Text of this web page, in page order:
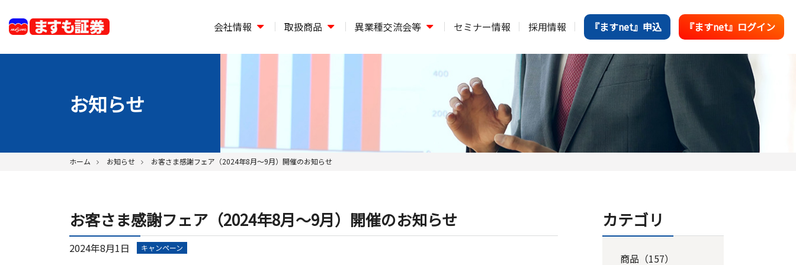
会社情報 取扱商品 異業種交流会等 セミナー情報 採用情報 『ますnet』申込 『ますnet』ログイン
お知らせ
ホーム お知らせ お客さま感謝フェア（2024年8月～9月）開催のお知らせ
お客さま感謝フェア（2024年8月～9月）開催のお知らせ
2024年8月1日 キャンペーン
カテゴリ
商品（157）